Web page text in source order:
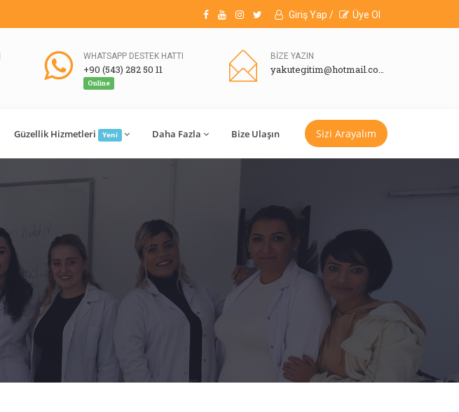
Giriş Yap / Üye Ol
WHATSAPP DESTEK HATTI
+90 (543) 282 50 11
Online
BİZE YAZIN
yakutegitim@hotmail.com
Güzellik Hizmetleri Yeni Daha Fazla Bize Ulaşın Sizi Arayalım